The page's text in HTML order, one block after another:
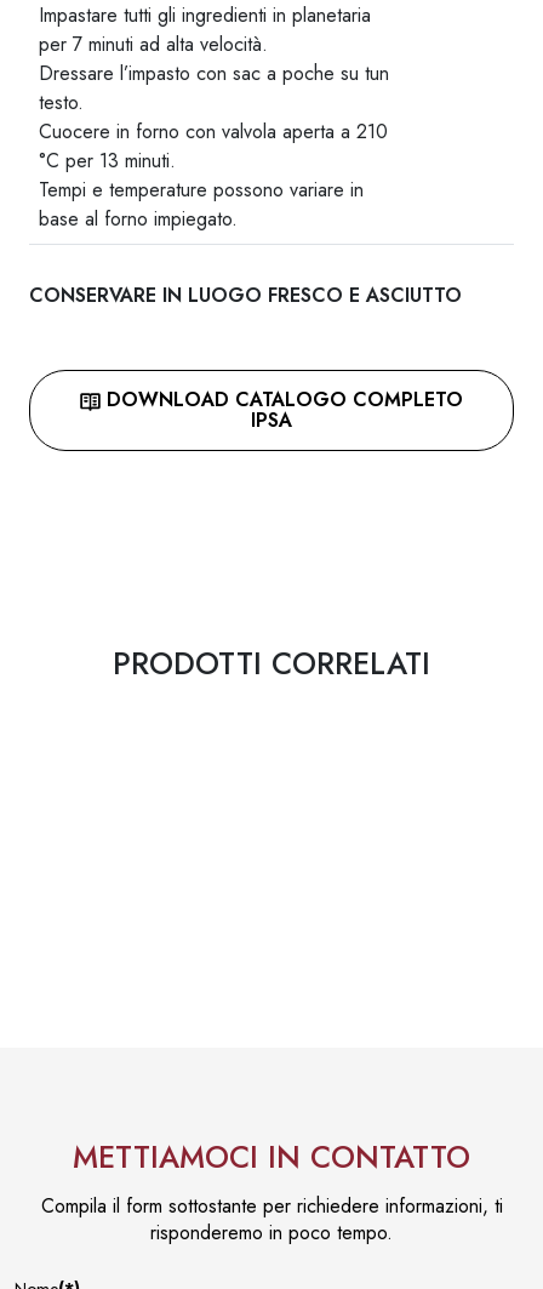
Impastare tutti gli ingredienti in planetaria
per 7 minuti ad alta velocità.
Dressare l’impasto con sac a poche su tun
testo.
Cuocere in forno con valvola aperta a 210
°C per 13 minuti.
Tempi e temperature possono variare in
base al forno impiegato.
CONSERVARE IN LUOGO FRESCO E ASCIUTTO
DOWNLOAD CATALOGO COMPLETO
IPSA
PRODOTTI CORRELATI
METTIAMOCI IN CONTATTO
Compila il form sottostante per richiedere informazioni, ti
risponderemo in poco tempo.